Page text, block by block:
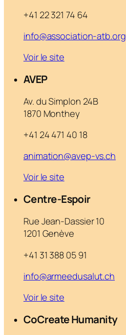
+41 22 321 74 64
info@association-atb.org
Voir le site
AVEP
Av. du Simplon 24B
1870 Monthey
+41 24 471 40 18
animation@avep-vs.ch
Voir le site
Centre-Espoir
Rue Jean-Dassier 10
1201 Genève
+41 31 388 05 91
info@armeedusalut.ch
Voir le site
CoCreate Humanity